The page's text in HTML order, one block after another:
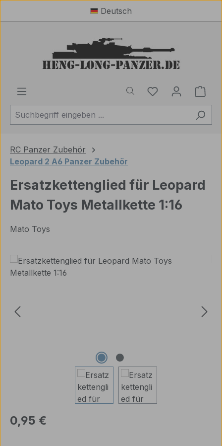
Zum Hauptinhalt springenDeutsch
Du hast 0
RC Panzer Zubehör
Leopard 2 A6 Panzer Zubehör
Ersatzkettenglied für Leopard
Mato Toys Metallkette 1:16
Mato Toys
Bildergalerie überspringen
Regulärer Preis:
0,95 €